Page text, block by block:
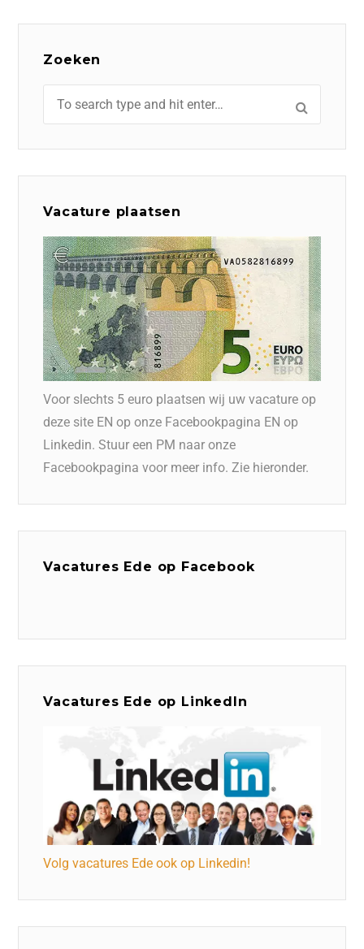
Zoeken
Vacature plaatsen
Voor slechts 5 euro plaatsen wij uw vacature op
deze site EN op onze Facebookpagina EN op
Linkedin. Stuur een PM naar onze
Facebookpagina voor meer info. Zie hieronder.
Vacatures Ede op Facebook
Vacatures Ede op LinkedIn
Volg vacatures Ede ook op Linkedin!